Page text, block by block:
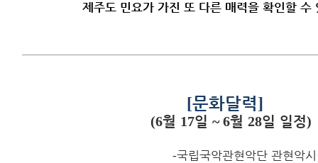
제주도 민요가 가진 또 다른 매력을 확인할 수
[문화달력]
(6월 17일~ 6월28일 일정)
-국립국악관현악단 관현악